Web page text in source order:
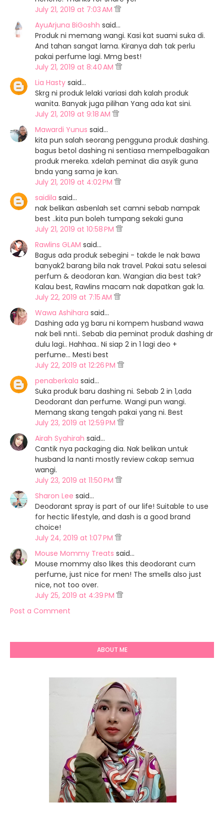
July 21, 2019 at 7:03 AM
AyuArjuna BiGoshh said…
Produk ni memang wangi. Kasi kat suami suka di.
And tahan sangat lama. Kiranya dah tak perlu
pakai perfume lagi. Mmg best!
July 21, 2019 at 8:40 AM
Lia Hasty said…
Skrg ni produk lelaki variasi dah kalah produk
wanita. Banyak juga pilihan Yang ada kat sini.
July 21, 2019 at 9:18 AM
Mawardi Yunus said…
kita pun salah seorang pengguna produk dashing.
bagus betol dashing ni sentiasa mempelbagaikan
produk mereka. xdelah peminat dia asyik guna
bnda yang sama je kan.
July 21, 2019 at 4:02 PM
saidila said…
nak belikan asbenlah set camni sebab nampak
best ..kita pun boleh tumpang sekaki guna
July 21, 2019 at 10:58 PM
Rawlins GLAM said…
Bagus ada produk sebegini - takde le nak bawa
banyak2 barang bila nak travel. Pakai satu selesai
perfum & deodoran kan. Wangian dia best tak?
Kalau best, Rawlins macam nak dapatkan gak la.
July 22, 2019 at 7:15 AM
Wawa Ashihara said…
Dashing ada yg baru ni kompem husband wawa
nak beli nnti.. Sebab dia peminat produk dashing dr
dulu lagi.. Hahhaa.. Ni siap 2 in 1 lagi deo +
perfume... Mesti best
July 22, 2019 at 12:26 PM
penaberkala said…
Suka produk baru dashing ni. Sebab 2 in 1,ada
Deodorant dan perfume. Wangi pun wangi.
Memang skang tengah pakai yang ni. Best
July 23, 2019 at 12:59 PM
Airah Syahirah said…
Cantik nya packaging dia. Nak belikan untuk
husband la nanti mostly review cakap semua
wangi.
July 23, 2019 at 11:50 PM
Sharon Lee said…
Deodorant spray is part of our life! Suitable to use
for hectic lifestyle, and dash is a good brand
choice!
July 24, 2019 at 1:07 PM
Mouse Mommy Treats said…
Mouse mommy also likes this deodorant cum
perfume, just nice for men! The smells also just
nice, not too over.
July 25, 2019 at 4:39 PM
Post a Comment
ABOUT ME